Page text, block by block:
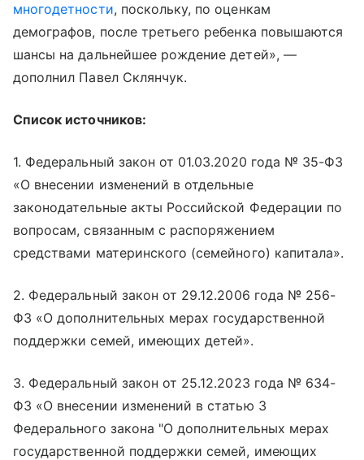
многодетности, поскольку, по оценкам
демографов, после третьего ребенка повышаются
шансы на дальнейшее рождение детей», —
дополнил Павел Склянчук.
Список источников:
1. Федеральный закон от 01.03.2020 года № 35-ФЗ
«О внесении изменений в отдельные
законодательные акты Российской Федерации по
вопросам, связанным с распоряжением
средствами материнского (семейного) капитала».
2. Федеральный закон от 29.12.2006 года № 256-
ФЗ «О дополнительных мерах государственной
поддержки семей, имеющих детей».
3. Федеральный закон от 25.12.2023 года № 634-
ФЗ «О внесении изменений в статью 3
Федерального закона "О дополнительных мерах
государственной поддержки семей, имеющих